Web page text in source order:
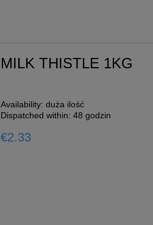
MILK THISTLE 1KG
Availability: duża ilość
Dispatched within: 48 godzin
€2.33